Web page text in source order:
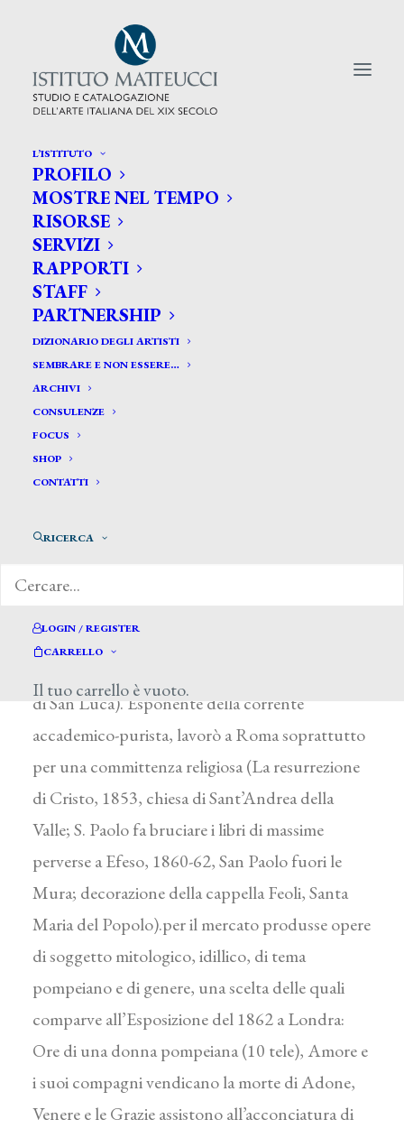
L’ISTITUTO
PROFILO
MOSTRE NEL TEMPO
RISORSE
SERVIZI
RAPPORTI
STAFF
PARTNERSHIP
DIZIONARIO DEGLI ARTISTI
SEMBRARE E NON ESSERE…
ARCHIVI
CONSULENZE
FOCUS
SHOP
CONTATTI
RICERCA
LOGIN / REGISTER
CARRELLO
Il tuo carrello è vuoto.
CERCA TRA GLI ARTISTI:
Search
for:
Brugnone de Rossi Casimiro*
BRUGNONE DE ROSSI CASIMIRO
Allievo di T. Minardi, frequentò l’Accademia di
schernito dalla moglie e compianto dai tre
di San Luca). Esponente della corrente
accademico-purista, lavorò a Roma soprattutto
per una committenza religiosa (La resurrezione
di Cristo, 1853, chiesa di Sant’Andrea della
Valle; S. Paolo fa bruciare i libri di massime
perverse a Efeso, 1860-62, San Paolo fuori le
Mura; decorazione della cappella Feoli, Santa
Maria del Popolo).per il mercato produsse opere
di soggetto mitologico, idillico, di tema
pompeiano e di genere, una scelta delle quali
comparve all’Esposizione del 1862 a Londra:
Ore di una donna pompeiana (10 tele), Amore e
i suoi compagni vendicano la morte di Adone,
Venere e le Grazie assistono all’acconciatura di